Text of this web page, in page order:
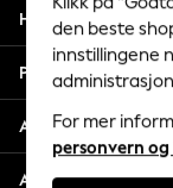
116 -
140 -
Toy Story
THE SET
Hjelp
Personvern &
Avdelinger
Andre tjenester
den beste
innstillingene
For mer
personvern